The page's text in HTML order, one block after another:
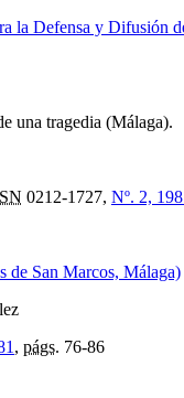
la Defensa y Difusión
una tragedia (Málaga).
0212-1727, Nº. 2,
de San Marcos, Málaga)
, págs. 76-86